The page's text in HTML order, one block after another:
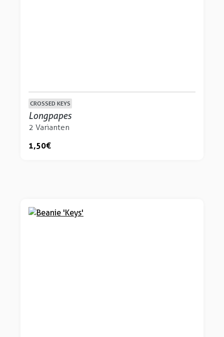
CROSSED KEYS
Longpapes
2 Varianten
1,50 €